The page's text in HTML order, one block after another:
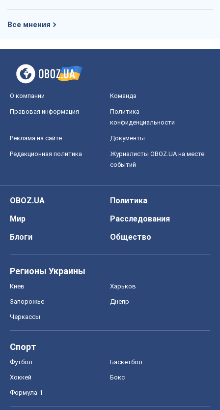
Все мнения
О компании Команда
Правовая информация
Политика
конфиденциальности
Реклама на сайте Документы
Редакционная политика
Журналисты OBOZ.UA на месте
событий
OBOZ.UA
Политика
Мир
Расследования
Блоги
Общество
Регионы Украины
Киев Харьков
Запорожье Днепр
Черкассы
Спорт
Футбол Баскетбол
Хоккей Бокс
Формула-1